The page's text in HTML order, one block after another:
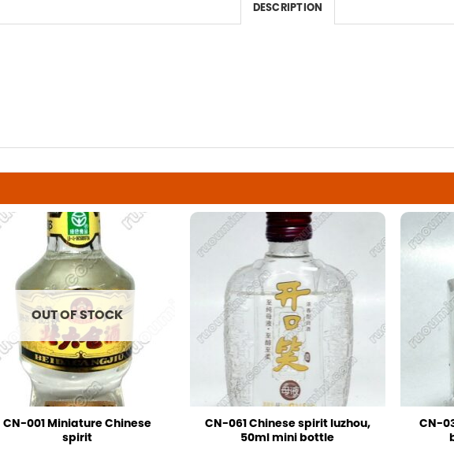
DESCRIPTION
OUT OF STOCK
CN-001 Miniature Chinese
spirit
CN-061 Chinese spirit luzhou,
50ml mini bottle
CN-